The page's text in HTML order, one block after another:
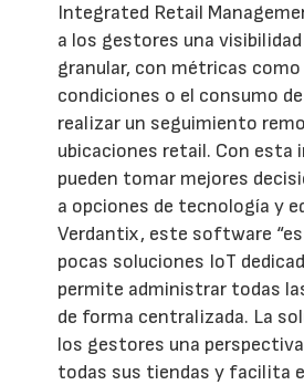
Integrated Retail
a los gestores una
granular, con métricas como
condiciones o el consumo
realizar un seguimiento
ubicaciones retail. Con esta
pueden tomar mejores
a opciones de tecnología y
Verdantix, este software “es
pocas soluciones IoT
permite administrar todas
de forma centralizada. La
los gestores una
todas sus tiendas y facilita